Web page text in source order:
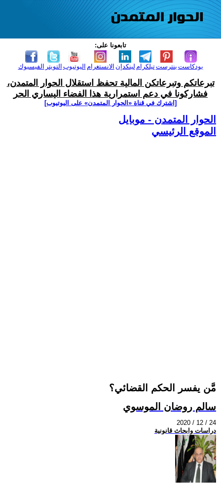
تابعونا على:
الفيسبوك التويتر اليوتيوب الانستغرام لينكدإن تيلكرامبنترست بودكاست
تبرعاتكم وتبرعاتكن المالية تحفظ استقلال الحوار المتمدن،
فشاركونا في دعم استمرارية هذا الفضاء اليساري الحر
[اشترك في قناة ‫«الحوار المتمدن» على اليوتيوب]
الحوار المتمدن - موبايل
الموقع الرئيسي
مَّن يفسر الحكم القضائي؟
سالم روضان الموسوي
2020 / 12 / 24
دراسات وابحاث قانونية